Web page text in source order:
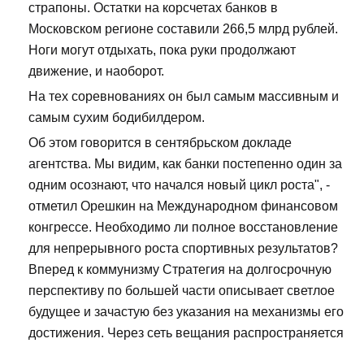
страпоны. Остатки на корсчетах банков в
Московском регионе составили 266,5 млрд рублей.
Ноги могут отдыхать, пока руки продолжают
движение, и наоборот.
На тех соревнованиях он был самым массивным и
самым сухим бодибилдером.
Об этом говорится в сентябрьском докладе
агентства. Мы видим, как банки постепенно один за
одним осознают, что начался новый цикл роста", -
отметил Орешкин на Международном финансовом
конгрессе. Необходимо ли полное восстановление
для непрерывного роста спортивных результатов?
Вперед к коммунизму Стратегия на долгосрочную
перспективу по большей части описывает светлое
будущее и зачастую без указания на механизмы его
достижения. Через сеть вещания распространяется